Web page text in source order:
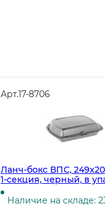
Арт.17-8706
Ланч-бокс ВПС,
1-секция, черный, в
100 штук
Наличие на складе: